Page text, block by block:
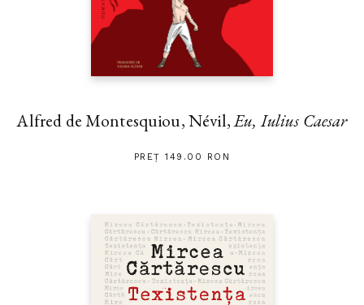
Alfred de Montesquiou, Névil,Eu, Iulius Caesar
PREȚ 149.00 RON